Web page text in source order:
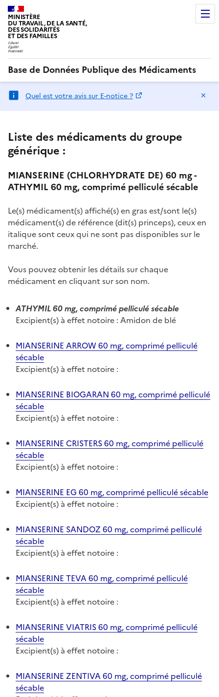
MINISTÈRE
DU TRAVAIL, DE LA SANTÉ,
DES SOLIDARITÉS
ET DES FAMILLES
Base de Données Publique des Médicaments
Quel est votre avis sur E-notice ?
Liste des médicaments du groupe
générique :
MIANSERINE (CHLORHYDRATE DE) 60 mg -
ATHYMIL 60 mg, comprimé pelliculé sécable
Le(s) médicament(s) affiché(s) en gras est/sont le(s)
médicament(s) de référence (dit(s) princeps), ceux en
italique sont ceux qui ne sont pas disponibles sur le
marché.
Vous pouvez obtenir les détails sur chaque
médicament en cliquant sur son nom.
ATHYMIL 60 mg, comprimé pelliculé sécable
Excipient(s) à effet notoire : Amidon de blé
MIANSERINE ARROW 60 mg, comprimé pelliculé
sécable
Excipient(s) à effet notoire :
MIANSERINE BIOGARAN 60 mg, comprimé pelliculé
sécable
Excipient(s) à effet notoire :
MIANSERINE CRISTERS 60 mg, comprimé pelliculé
sécable
Excipient(s) à effet notoire :
MIANSERINE EG 60 mg, comprimé pelliculé sécable
Excipient(s) à effet notoire :
MIANSERINE SANDOZ 60 mg, comprimé pelliculé
sécable
Excipient(s) à effet notoire :
MIANSERINE TEVA 60 mg, comprimé pelliculé
sécable
Excipient(s) à effet notoire :
MIANSERINE VIATRIS 60 mg, comprimé pelliculé
sécable
Excipient(s) à effet notoire :
MIANSERINE ZENTIVA 60 mg, comprimé pelliculé
sécable